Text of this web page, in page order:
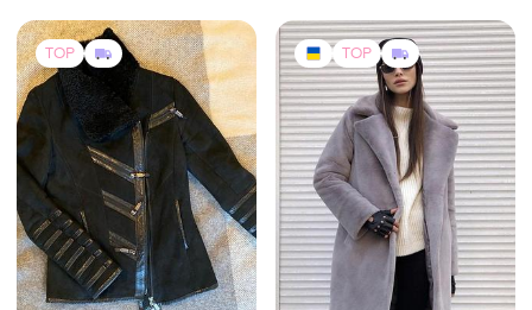
TOP TOP